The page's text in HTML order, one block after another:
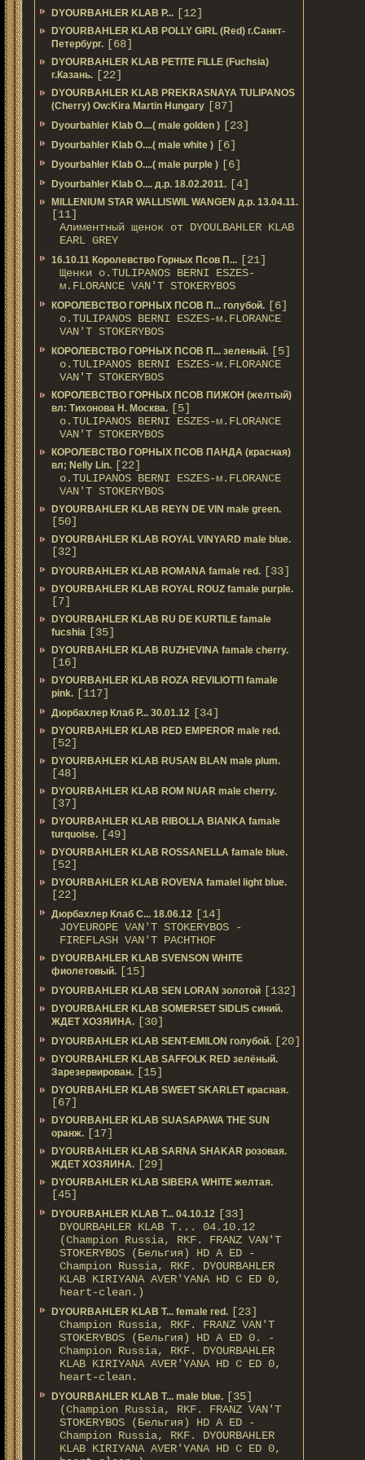
DYOURBAHLER KLAB P... [12]
DYOURBAHLER KLAB POLLY GIRL (Red) г.Санкт-
Петербург. [68]
DYOURBAHLER KLAB PETITE FILLE (Fuchsia)
г.Казань. [22]
DYOURBAHLER KLAB PREKRASNAYA TULIPANOS
(Cherry) Ow:Kira Martin Hungary [87]
Dyourbahler Klab O....( male golden ) [23]
Dyourbahler Klab O....( male white ) [6]
Dyourbahler Klab O....( male purple ) [6]
Dyourbahler Klab O.... д.р. 18.02.2011. [4]
MILLENIUM STAR WALLISWIL WANGEN д.р. 13.04.11.
[11]
Алиментный щенок от DYOULBAHLER KLAB
EARL GREY
16.10.11 Королевство Горных Псов П... [21]
Щенки о.TULIPANOS BERNI ESZES-
м.FLORANCE VAN'T STOKERYBOS
КОРОЛЕВСТВО ГОРНЫХ ПСОВ П... голубой. [6]
о.TULIPANOS BERNI ESZES-м.FLORANCE
VAN'T STOKERYBOS
КОРОЛЕВСТВО ГОРНЫХ ПСОВ П... зеленый. [5]
о.TULIPANOS BERNI ESZES-м.FLORANCE
VAN'T STOKERYBOS
КОРОЛЕВСТВО ГОРНЫХ ПСОВ ПИЖОН (желтый)
вл: Тихонова Н. Москва. [5]
о.TULIPANOS BERNI ESZES-м.FLORANCE
VAN'T STOKERYBOS
КОРОЛЕВСТВО ГОРНЫХ ПСОВ ПАНДА (красная)
вл; Nelly Lin. [22]
о.TULIPANOS BERNI ESZES-м.FLORANCE
VAN'T STOKERYBOS
DYOURBAHLER KLAB REYN DE VIN male green.
[50]
DYOURBAHLER KLAB ROYAL VINYARD male blue.
[32]
DYOURBAHLER KLAB ROMANA famale red. [33]
DYOURBAHLER KLAB ROYAL ROUZ famale purple.
[7]
DYOURBAHLER KLAB RU DE KURTILE famale
fucshia [35]
DYOURBAHLER KLAB RUZHEVINA famale cherry.
[16]
DYOURBAHLER KLAB ROZA REVILIOTTI famale
pink. [117]
Дюрбахлер Клаб Р... 30.01.12 [34]
DYOURBAHLER KLAB RED EMPEROR male red.
[52]
DYOURBAHLER KLAB RUSAN BLAN male plum.
[48]
DYOURBAHLER KLAB ROM NUAR male cherry.
[37]
DYOURBAHLER KLAB RIBOLLA BIANKA famale
turquoise. [49]
DYOURBAHLER KLAB ROSSANELLA famale blue.
[52]
DYOURBAHLER KLAB ROVENA famalel light blue.
[22]
Дюрбахлер Клаб C... 18.06.12 [14]
JOYEUROPE VAN'T STOKERYBOS -
FIREFLASH VAN'T PACHTHOF
DYOURBAHLER KLAB SVENSON WHITE
фиолетовый. [15]
DYOURBAHLER KLAB SEN LORAN золотой [132]
DYOURBAHLER KLAB SOMERSET SIDLIS синий.
ЖДЕТ ХОЗЯИНА. [30]
DYOURBAHLER KLAB SENT-EMILON голубой. [20]
DYOURBAHLER KLAB SAFFOLK RED зелёный.
Зарезервирован. [15]
DYOURBAHLER KLAB SWEET SKARLET красная.
[67]
DYOURBAHLER KLAB SUASAPAWA THE SUN
оранж. [17]
DYOURBAHLER KLAB SARNA SHAKAR розовая.
ЖДЕТ ХОЗЯИНА. [29]
DYOURBAHLER KLAB SIBERA WHITE желтая.
[45]
DYOURBAHLER KLAB T... 04.10.12 [33]
DYOURBAHLER KLAB T... 04.10.12
(Champion Russia, RKF. FRANZ VAN'T
STOKERYBOS (Бельгия) HD А ED -
Champion Russia, RKF. DYOURBAHLER
KLAB KIRIYANA AVER'YANA HD С ED 0,
heart-clean.)
DYOURBAHLER KLAB T... female red. [23]
Champion Russia, RKF. FRANZ VAN'T
STOKERYBOS (Бельгия) HD А ED 0. -
Champion Russia, RKF. DYOURBAHLER
KLAB KIRIYANA AVER'YANA HD С ED 0,
heart-clean.
DYOURBAHLER KLAB T... male blue. [35]
(Champion Russia, RKF. FRANZ VAN'T
STOKERYBOS (Бельгия) HD А ED -
Champion Russia, RKF. DYOURBAHLER
KLAB KIRIYANA AVER'YANA HD С ED 0,